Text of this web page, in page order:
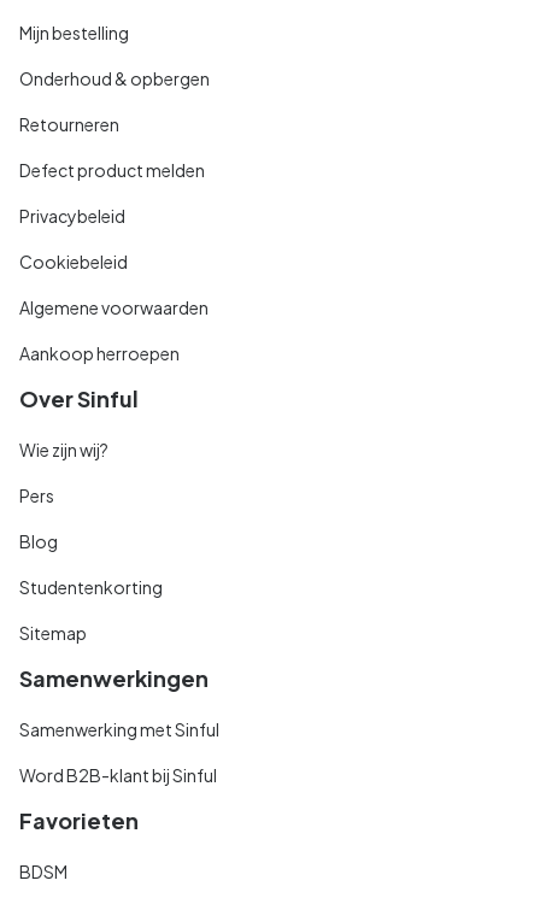
Mijn bestelling
Onderhoud & opbergen
Retourneren
Defect product melden
Privacybeleid
Cookiebeleid
Algemene voorwaarden
Aankoop herroepen
Over Sinful
Wie zijn wij?
Pers
Blog
Studentenkorting
Sitemap
Samenwerkingen
Samenwerking met Sinful
Word B2B-klant bij Sinful
Favorieten
BDSM